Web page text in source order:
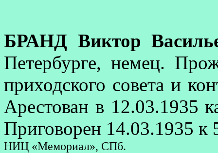
БРАНД Виктор
Петербурге, немец.
приходского совета и
Арестован в 12.03.1935
Приговорен 14.03.1935 к
НИЦ «Мемориал», СПб.